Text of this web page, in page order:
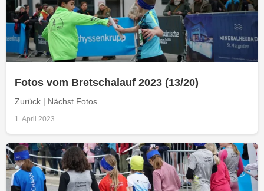
Fotos vom Bretschalauf 2023 (13/20)
Zurück | Nächst Fotos
1. April 2023